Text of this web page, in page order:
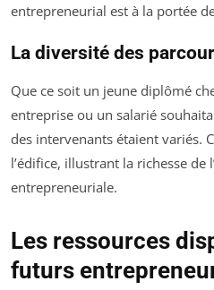
entrepreneurial est à la portée
La diversité des
Que ce soit un jeune diplômé
entreprise ou un salarié
des intervenants étaient variés.
l’édifice, illustrant la richesse de
entrepreneuriale.
Les ressources
futurs